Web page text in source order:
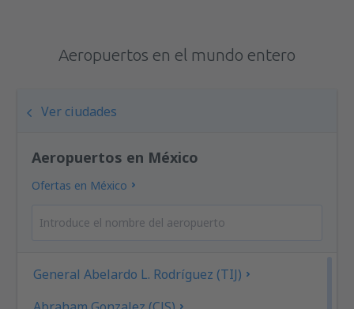
Aeropuertos en el mundo entero
Ver ciudades
Aeropuertos en México
Ofertas en México
General Abelardo L. Rodríguez (TIJ)